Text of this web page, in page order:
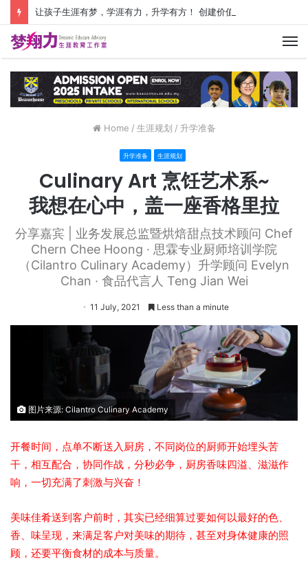
Home / 生涯规划 / 升学准备
升学准备 生涯规划
Culinary Art 烹饪艺术系~
我想在心中，盖一座香格里拉
分享嘉宾 | 业务发展总监暨烘焙甜点技术顾问 Chef
Chern Chee Hoong · 思霖专业厨师培训学院
（Cilantro Culinary Academy）升学顾问 Evelyn
Chan · 食品代言人 Teng Jian Wei
11 July, 2021 Less than a minute
图片来源: Cilantro Culinary Academy
开餐时间，点单不断送入厨房，不同岗位的厨师开始埋头苦
干，相互配合，协同作战，分秒必争，厨房香味四溢、滋滋作
响，一切充满了刺激与兴奋！
美味佳肴送到客户前时，其实已经细算过要如何以最好的色、
香、味呈现，来满足客户对美味的期待，甚至对身体健康的照
顾，还要平衡食材的成本与质量。